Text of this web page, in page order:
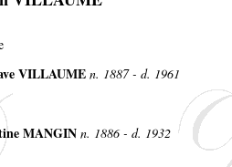
VILLAUME n. 1887 - d. 1961
MANGIN n. 1886 - d. 1932